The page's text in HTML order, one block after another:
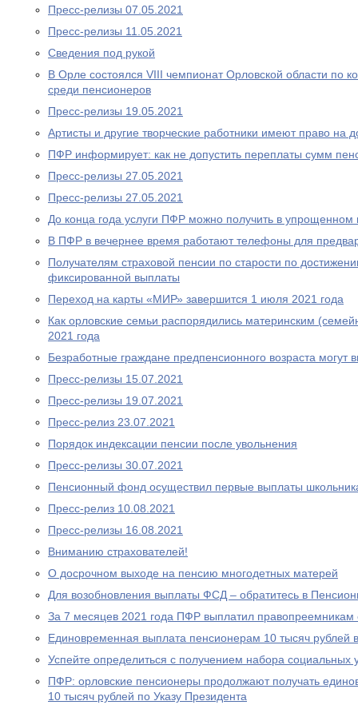
Пресс-релизы 07.05.2021
Пресс-релизы 11.05.2021
Сведения под рукой
В Орле состоялся VIII чемпионат Орловской области по
среди пенсионеров
Пресс-релизы 19.05.2021
Артисты и другие творческие работники имеют право на
ПФР информирует: как не допустить переплаты сумм
Пресс-релизы 27.05.2021
Пресс-релизы 27.05.2021
До конца года услуги ПФР можно получить в упрощенном
В ПФР в вечернее время работают телефоны для
Получателям страховой пенсии по старости по
фиксированной выплаты
Переход на карты «МИР» завершится 1 июля 2021 года
Как орловские семьи распорядились материнским
2021 года
Безработные граждане предпенсионного возраста
Пресс-релизы 15.07.2021
Пресс-релизы 19.07.2021
Пресс-релиз 23.07.2021
Порядок индексации пенсии после увольнения
Пресс-релизы 30.07.2021
Пенсионный фонд осуществил первые выплаты
Пресс-релиз 10.08.2021
Пресс-релизы 16.08.2021
Вниманию страхователей!
О досрочном выходе на пенсию многодетных матерей
Для возобновления выплаты ФСД – обратитесь в
За 7 месяцев 2021 года ПФР выплатил
Единовременная выплата пенсионерам 10 тысяч рублей
Успейте определиться с получением набора социальных
ПФР: орловские пенсионеры продолжают получать
10 тысяч рублей по Указу Президента